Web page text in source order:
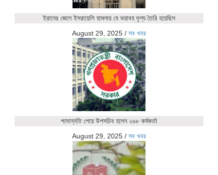
ইরানের জেলে ইসরায়েলি হামলায় যে ভয়াবহ দৃশ্য তৈরি হয়েছিল
August 29, 2025 / সব খবর
পদোন্নতি পেয়ে উপসচিব হলেন ২৬৮ কর্মকর্তা
August 29, 2025 / সব খবর